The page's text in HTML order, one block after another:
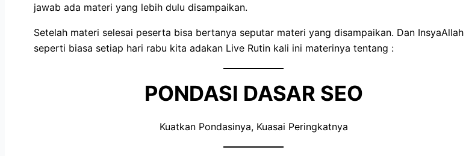
jawab ada materi yang lebih dulu disampaikan.
Setelah materi selesai peserta bisa bertanya seputar materi yang disampaikan. Dan InsyaAllah
seperti biasa setiap hari rabu kita adakan Live Rutin kali ini materinya tentang :
PONDASI DASAR SEO
Kuatkan Pondasinya, Kuasai Peringkatnya